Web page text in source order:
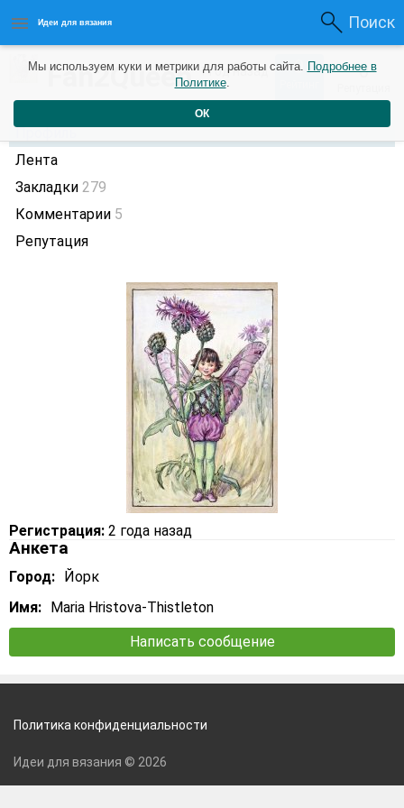
Идеи для вязания Поиск
Fan2Queen 1 год назад 0 0
Профиль
Лента
Закладки 279
Комментарии 5
Репутация
Регистрация: 2 года назад
Анкета
Город: Йорк
Имя: Maria Hristova-Thistleton
Написать сообщение
Мы используем куки и метрики для работы сайта. Подробнее в
Политике.
ОК
Политика конфиденциальности
Идеи для вязания © 2026